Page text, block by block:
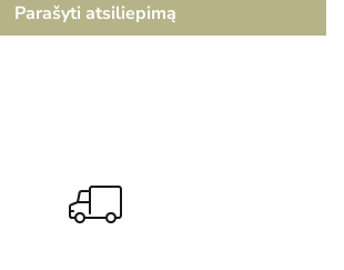
Parašyti atsiliepimą